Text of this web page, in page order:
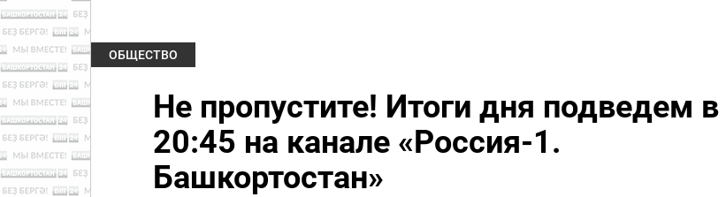
ОБЩЕСТВО
Не пропустите! Итоги дня подведем в
20:45 на канале «Россия-1.
Башкортостан»